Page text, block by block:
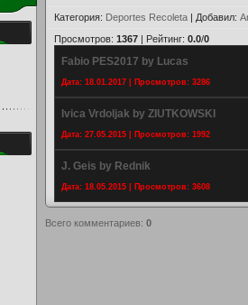
Категория: Deportes Recoleta | Добавил:
Просмотров: 1367 | Рейтинг: 0.0/0
Fabio PES2017 by Lucas
Дата: 18.01.2017 | Просмотров: 3286
Ivica Vrdoljak by ZIUTKOWSKI
Дата: 27.05.2015 | Просмотров: 1992
J. Geis by Rednik
Дата: 18.05.2015 | Просмотров: 3608
Всего комментариев: 0